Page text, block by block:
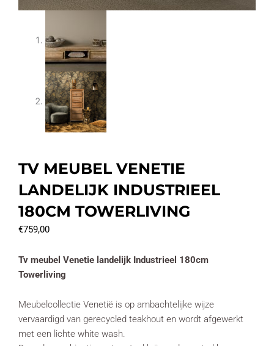
TV MEUBEL VENETIE
LANDELIJK INDUSTRIEEL
180CM TOWERLIVING
€759,00
Tv meubel Venetie landelijk Industrieel 180cm
Towerliving
Meubelcollectie Venetië is op ambachtelijke wijze
vervaardigd van gerecycled teakhout en wordt afgewerkt
met een lichte white wash.